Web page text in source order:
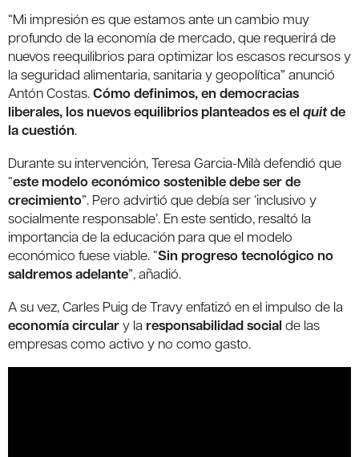
“Mi impresión es que estamos ante un cambio muy
profundo de la economía de mercado, que requerirá de
nuevos reequilibrios para optimizar los escasos recursos y
la seguridad alimentaria, sanitaria y geopolítica” anunció
Antón Costas.Cómo definimos, en democracias
liberales, los nuevos equilibrios planteados es el quitde
la cuestión.
Durante su intervención, Teresa Garcia-Milà defendió que
“este modelo económico sostenible debe ser de
crecimiento”. Pero advirtió que debía ser ‘inclusivo y
socialmente responsable’. En este sentido, resaltó la
importancia de la educación para que el modelo
económico fuese viable. “Sin progreso tecnológico no
saldremos adelante”, añadió.
A su vez, Carles Puig de Travy enfatizó en el impulso de la
economía circulary la responsabilidad social de las
empresas como activo y no como gasto.